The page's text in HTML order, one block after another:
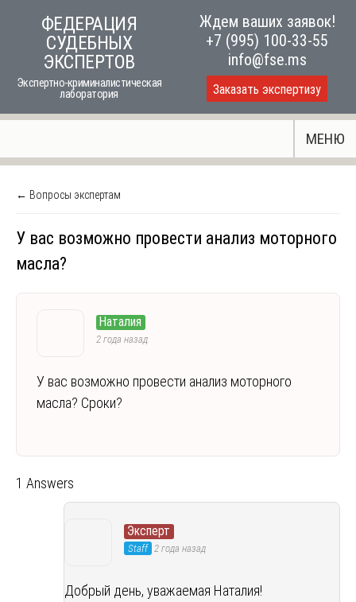
ФЕДЕРАЦИЯ
СУДЕБНЫХ
ЭКСПЕРТОВ
Экспертно-криминалистическая
лаборатория
Ждем ваших заявок!
+7 (995) 100-33-55
info@fse.ms
Заказать экспертизу
МЕНЮ
← Вопросы экспертам
У вас возможно провести анализ моторного
масла?
Наталия
2 года назад
У вас возможно провести анализ моторного
масла? Сроки?
1 Answers
Эксперт
Staff 2 года назад
Добрый день, уважаемая Наталия!